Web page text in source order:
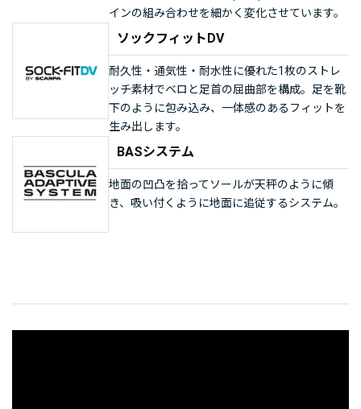
インの組み合わせを細かく変化させています。
ソックフィットDV
耐久性・通気性・耐水性に優れた1枚のストレ
ッチ素材でベロと足首の屈曲部を構成。足を靴
下のように包み込み、一体感のあるフィットを
生み出します。
BASシステム
地面の凹凸を拾ってソールが天秤のように傾
き、吸い付くように地面に追従するシステム。